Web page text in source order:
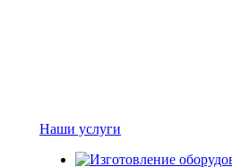
Наши услуги